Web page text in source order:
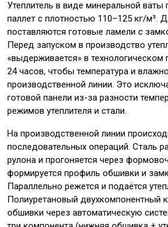
Утеплитель в виде минеральной ваты
паллет с плотностью 110–125 кг/м³.
поставляются готовые ламели с
Перед запуском в производство
«выдерживается» в
24 часов, чтобы температура и
производственной линии. Это
готовой панели из-за разности
режимов утеплителя и стали.
На производственной линии
последовательных операций. Сталь
рулона и прогоняется через
формируется профиль обшивки и
Параллельно режется и подаётся
Полиуретановый двухкомпонентный
обшивки через автоматическую